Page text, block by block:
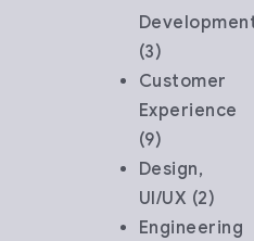
(3)
Customer
Experience
(9)
Design,
UI/UX (2)
Engineering